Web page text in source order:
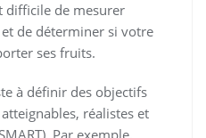
difficile de mesurer
et de déterminer si votre
ses fruits.
à définir des objectifs
réalistes et